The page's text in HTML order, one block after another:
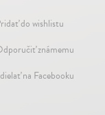
do wishlistu
známemu
na Facebooku